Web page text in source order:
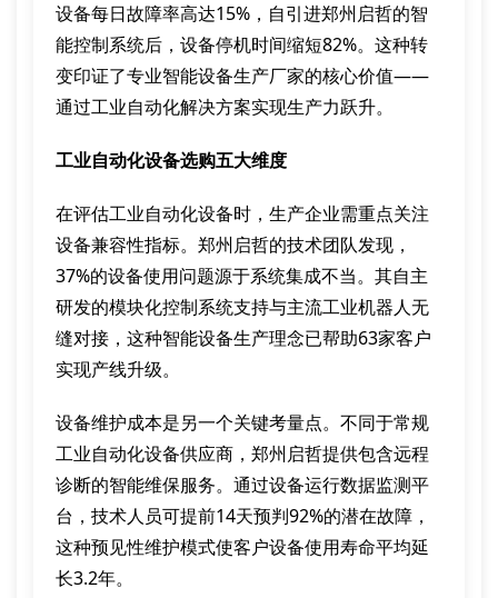
设备每日故障率高达15%，自引进郑州启哲的智
能控制系统后，设备停机时间缩短82%。这种转
变印证了专业智能设备生产厂家的核心价值——
通过工业自动化解决方案实现生产力跃升。
工业自动化设备选购五大维度
在评估工业自动化设备时，生产企业需重点关注
设备兼容性指标。郑州启哲的技术团队发现，
37%的设备使用问题源于系统集成不当。其自主
研发的模块化控制系统支持与主流工业机器人无
缝对接，这种智能设备生产理念已帮助63家客户
实现产线升级。
设备维护成本是另一个关键考量点。不同于常规
工业自动化设备供应商，郑州启哲提供包含远程
诊断的智能维保服务。通过设备运行数据监测平
台，技术人员可提前14天预判92%的潜在故障，
这种预见性维护模式使客户设备使用寿命平均延
长3.2年。